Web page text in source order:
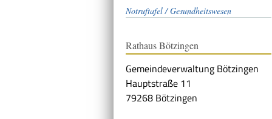
Notruftafel / Gesundheitswesen
Rathaus Bötzingen
Gemeindeverwaltung Bötzingen
Hauptstraße 11
79268 Bötzingen